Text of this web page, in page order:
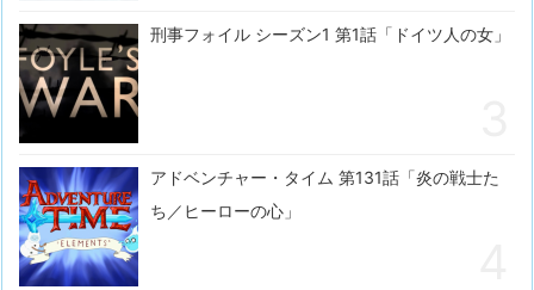
刑事フォイル シーズン1 第1話「ドイツ人の女」
アドベンチャー・タイム 第131話「炎の戦士た
ち／ヒーローの心」